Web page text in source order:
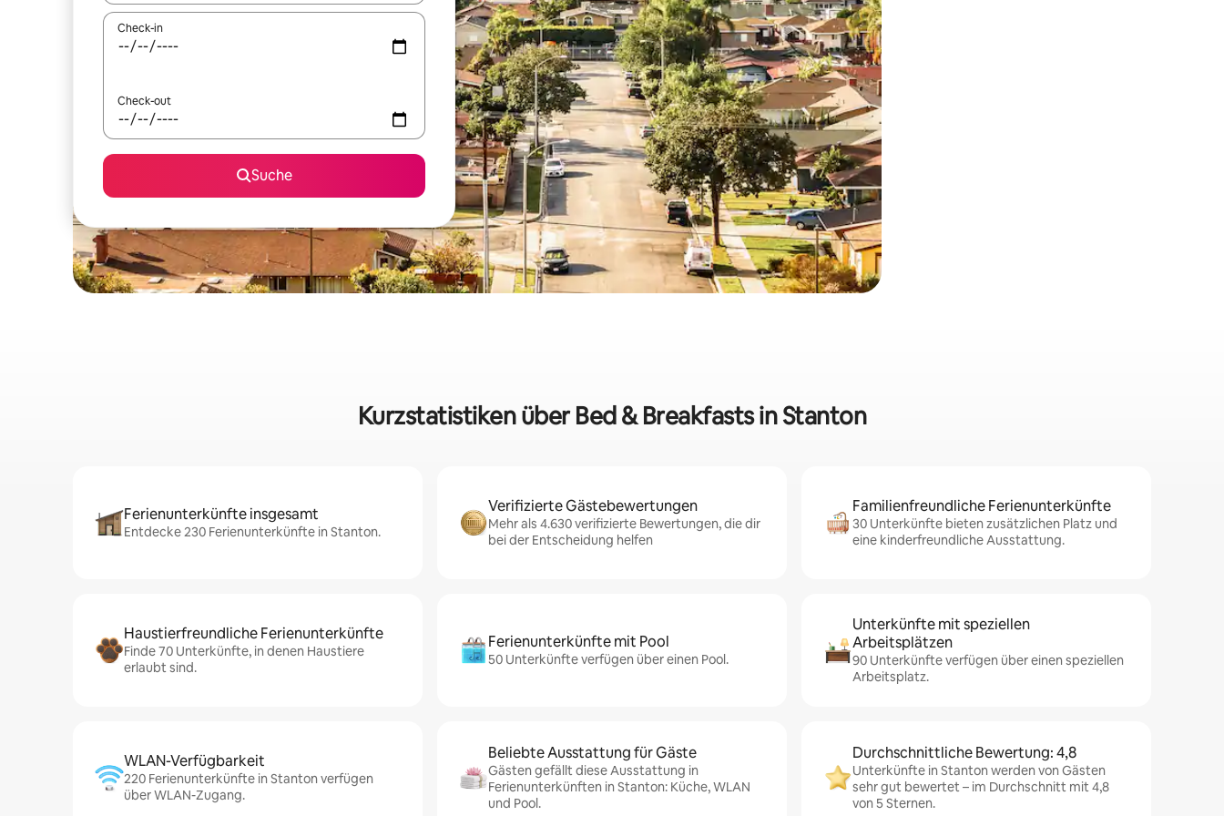
Check-in
Check-out
Suche
Kurzstatistiken über Bed & Breakfasts in Stanton
Ferienunterkünfte insgesamt
Entdecke 230 Ferienunterkünfte in Stanton.
Verifizierte Gästebewertungen
Mehr als 4.630 verifizierte Bewertungen, die dir
bei der Entscheidung helfen
Familienfreundliche Ferienunterkünfte
30 Unterkünfte bieten zusätzlichen Platz und
eine kinderfreundliche Ausstattung.
Haustierfreundliche Ferienunterkünfte
Finde 70 Unterkünfte, in denen Haustiere
erlaubt sind.
Ferienunterkünfte mit Pool
50 Unterkünfte verfügen über einen Pool.
Unterkünfte mit speziellen
Arbeitsplätzen
90 Unterkünfte verfügen über einen speziellen
Arbeitsplatz.
WLAN-Verfügbarkeit
220 Ferienunterkünfte in Stanton verfügen
über WLAN-Zugang.
Beliebte Ausstattung für Gäste
Gästen gefällt diese Ausstattung in
Ferienunterkünften in Stanton: Küche, WLAN
und Pool.
Durchschnittliche Bewertung: 4,8
Unterkünfte in Stanton werden von Gästen
sehr gut bewertet – im Durchschnitt mit 4,8
von 5 Sternen.